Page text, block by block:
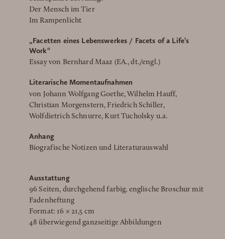
Der Mensch im Tier
Im Rampenlicht
„Facetten eines Lebenswerkes / Facets of a Life’s
Work“
Essay von Bernhard Maaz (EA., dt./engl.)
Literarische Momentaufnahmen
von Johann Wolfgang Goethe, Wilhelm Hauff,
Christian Morgenstern, Friedrich Schiller,
Wolfdietrich Schnurre, Kurt Tucholsky u.a.
Anhang
Biografische Notizen und Literaturauswahl
Ausstattung
96 Seiten, durchgehend farbig, englische Broschur mit
Fadenheftung
Format: 16 × 21,5 cm
48 überwiegend ganzseitige Abbildungen